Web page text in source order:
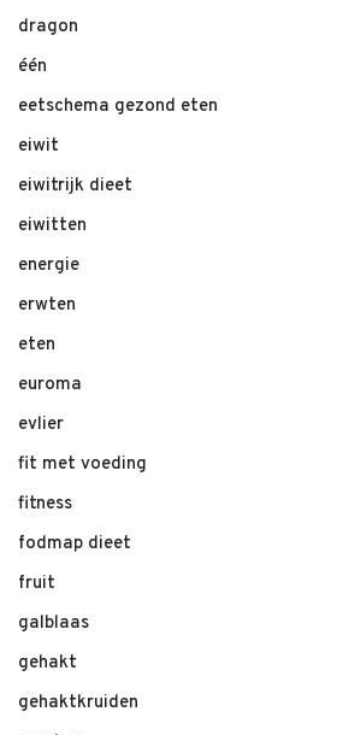
dragon
één
eetschema gezond eten
eiwit
eiwitrijk dieet
eiwitten
energie
erwten
eten
euroma
evlier
fit met voeding
fitness
fodmap dieet
fruit
galblaas
gehakt
gehaktkruiden